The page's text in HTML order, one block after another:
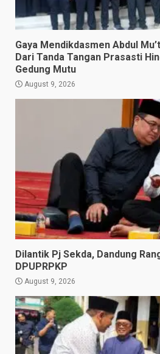
Gaya Mendikdasmen Abdul
Dari Tanda Tangan Prasasti
Gedung Mutu
August 9, 2026
Dilantik Pj Sekda, Dandung
DPUPRPKP
August 9, 2026